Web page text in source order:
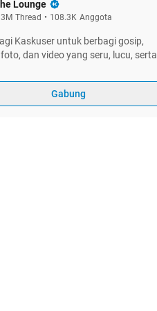
Lounge
Thread • 108.3K Anggota
Kaskuser untuk berbagi gosip,
dan video yang seru, lucu, serta
Gabung